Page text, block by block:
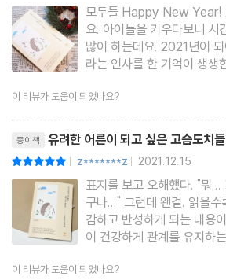
ㆍ상처받은 마음을 토닥여주기
_ 조언보다 중요한 공감하기
ㆍ내가 가장 듣고 싶었던 말, “잘했어”
_ 타인이 아닌 나에게 인정받기
3장 살면서 온기가 필요한 순간은 온다
ㆍ실수로 잘못 말하면 어떡하지?
모두들 Happy New Year! 2022년 새해가 밝았어
요. 아이들을 키우다보니 시간이 참 빠르다는 생각을
많이 하는데요. 2021년이 되어서 새해 복 많이 받으
라는 인사를 한 기억이 생생
리를 괴롭힌 코로나19에서
로는 고독하게
이 리뷰가 도움이 되었나요?
종이책 유려한 어른이 되고 싶은 고슴도치
| z*******z | 2021.12.15
표지를 보고 오해했다. "뭐
구나..." 그런데 왠걸. 읽을
감하고 반성하게 되는 내용
이 건강하게 관계를 유지하
를 먹을수록 나의 허물을
어들고 상부상조를 위해 유
이 리뷰가 도움이 되었나요?